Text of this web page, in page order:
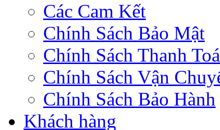
Các Cam Kết
Chính Sách Bảo Mật
Chính Sách Thanh
Chính Sách Vận
Chính Sách Bảo Hành
Khách hàng